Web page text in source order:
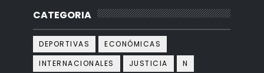
CATEGORIA
DEPORTIVAS
ECONÓMICAS
INTERNACIONALES
JUSTICIA
N